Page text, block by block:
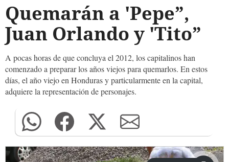
Quemarán a 'Pepe”,
Juan Orlando y 'Tito”
A pocas horas de que concluya el 2012, los capitalinos han
comenzado a preparar los años viejos para quemarlos. En estos
días, el año viejo en Honduras y particularmente en la capital,
adquiere la representación de personajes.